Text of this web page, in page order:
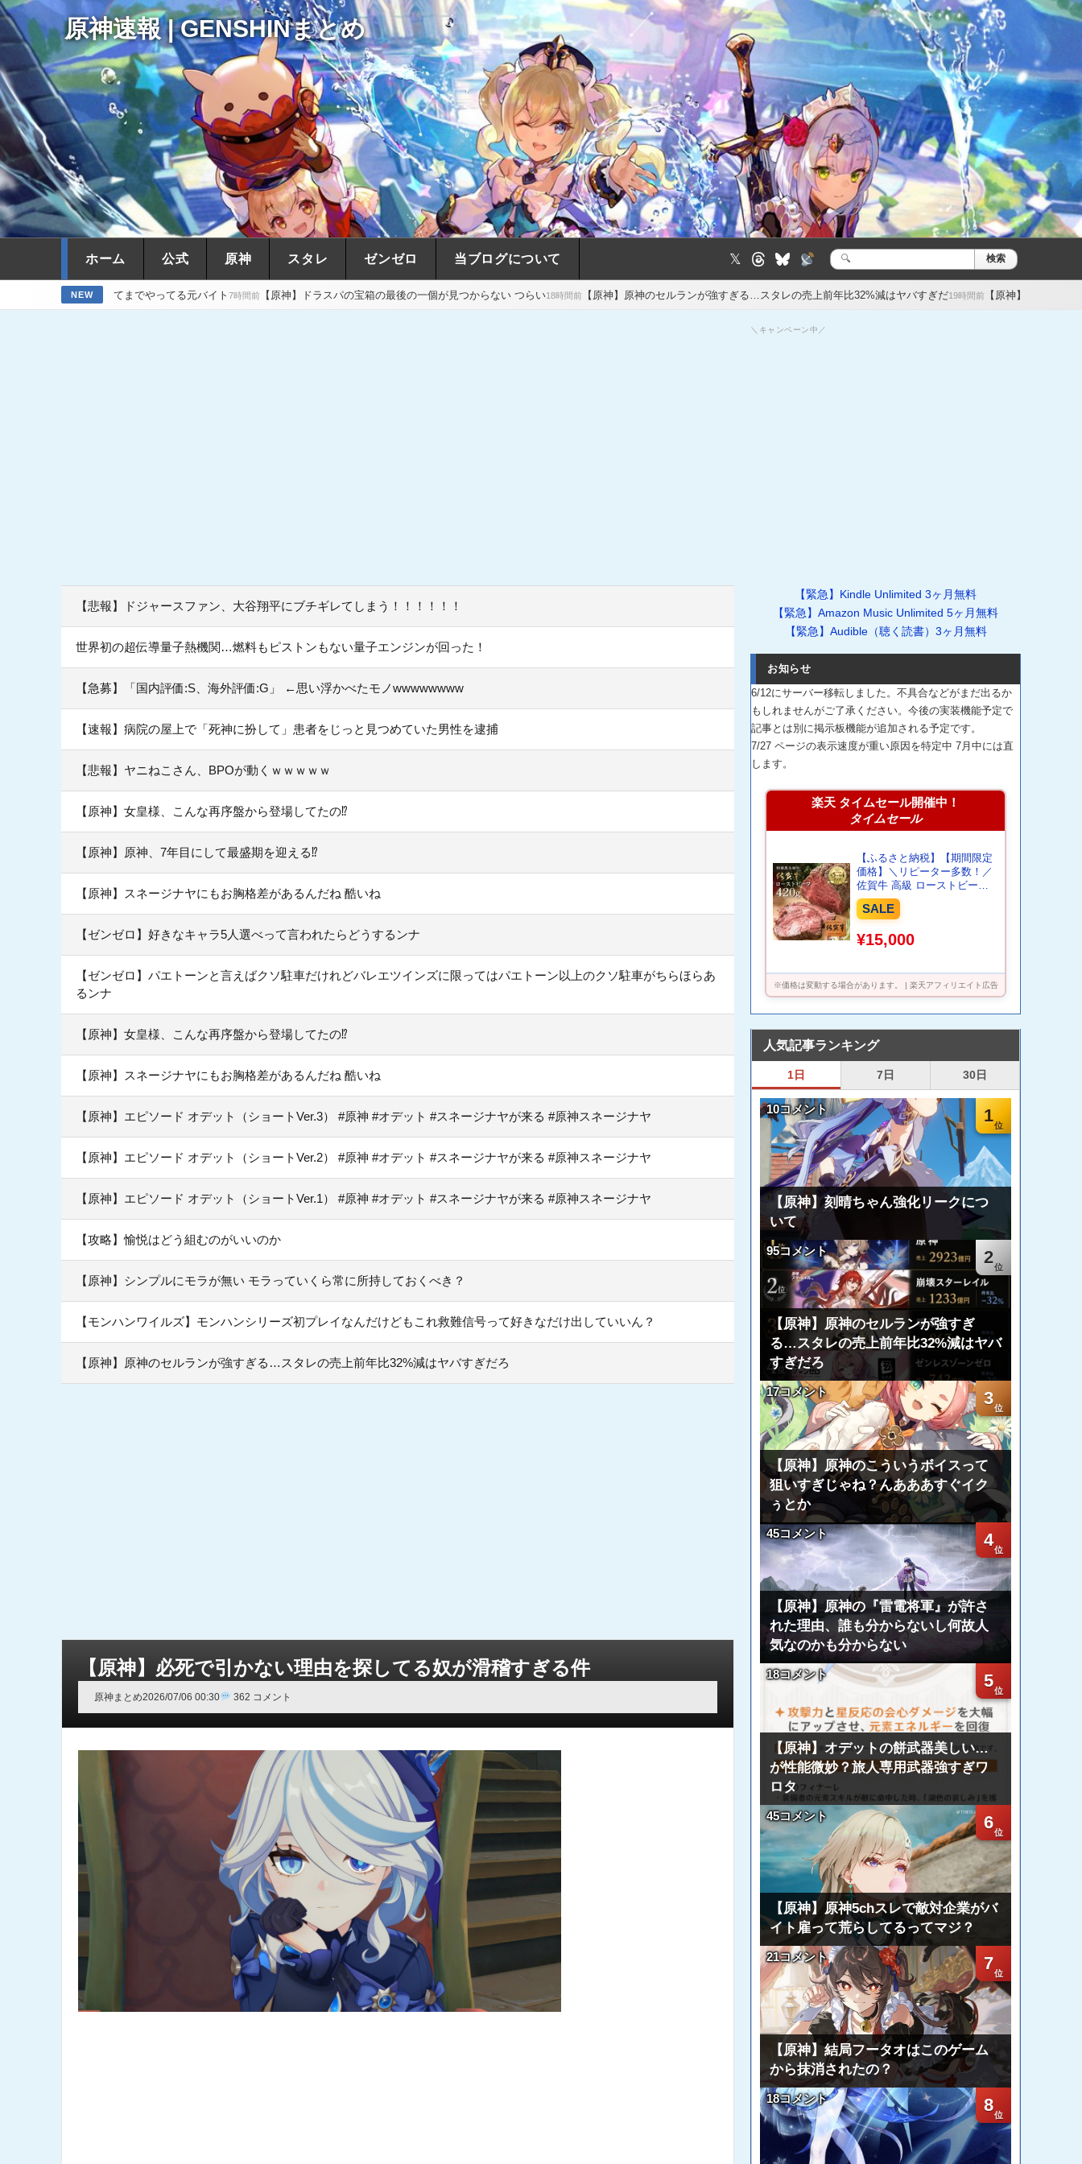
原神速報 | GENSHINまとめ
ホーム 公式 原神 スタレ ゼンゼロ 当ブログについて 𝕏
検
検索
NEW
ってまでやってる元バイト7時間前【原神】ドラスパの宝箱の最後の一個が見つからない つらい18時間前【原神】原神のセルランが強すぎる…スタレの売上前年比32%減はヤバすぎだ19時間前【原神】オデットの餅武器美しい…が
【悲報】ドジャースファン、大谷翔平にブチギレてしまう！！！！！！
世界初の超伝導量子熱機関…燃料もピストンもない量子エンジンが回った！
【急募】「国内評価:S、海外評価:G」 ←思い浮かべたモノwwwwwwww
【速報】病院の屋上で「死神に扮して」患者をじっと見つめていた男性を逮捕
【悲報】ヤニねこさん、BPOが動くｗｗｗｗｗ
【原神】女皇様、こんな再序盤から登場してたの⁉
【原神】原神、7年目にして最盛期を迎える⁉
【原神】スネージナヤにもお胸格差があるんだね 酷いね
【ゼンゼロ】好きなキャラ5人選べって言われたらどうするンナ
【ゼンゼロ】パエトーンと言えばクソ駐車だけれどバレエツインズに限ってはパエトーン以上のクソ駐車がちらほらあ
るンナ
【原神】女皇様、こんな再序盤から登場してたの⁉
【原神】スネージナヤにもお胸格差があるんだね 酷いね
【原神】エピソード オデット（ショートVer.3） #原神 #オデット #スネージナヤが来る #原神スネージナヤ
【原神】エピソード オデット（ショートVer.2） #原神 #オデット #スネージナヤが来る #原神スネージナヤ
【原神】エピソード オデット（ショートVer.1） #原神 #オデット #スネージナヤが来る #原神スネージナヤ
【攻略】愉悦はどう組むのがいいのか
【原神】シンプルにモラが無い モラっていくら常に所持しておくべき？
【モンハンワイルズ】モンハンシリーズ初プレイなんだけどもこれ救難信号って好きなだけ出していいん？
【原神】原神のセルランが強すぎる…スタレの売上前年比32%減はヤバすぎだろ
【原神】必死で引かない理由を探してる奴が滑稽すぎる件
原神まとめ2026/07/06 00:30 362 コメント
＼キャンペーン中／
【緊急】Kindle Unlimited 3ヶ月無料
【緊急】Amazon Music Unlimited 5ヶ月無料
【緊急】Audible（聴く読書）3ヶ月無料
お知らせ
6/12にサーバー移転しました。不具合などがまだ出るか
もしれませんがご了承ください。今後の実装機能予定で
記事とは別に掲示板機能が追加される予定です。
7/27 ページの表示速度が重い原因を特定中 7月中には直
します。
楽天 タイムセール開催中！
タイムセール
【ふるさと納税】【期間限定
価格】＼リピーター多数！／
佐賀牛 高級 ローストビーフ
ブロック 420g 国産 黒毛和牛
しっとり 柔らか お肉 の旨み
がたっぷり！ z-61
SALE
¥15,000
※価格は変動する場合があります。 | 楽天アフィリエイト広告
人気記事ランキング
1日 7日 30日
1
10コメント
【原神】刻晴ちゃん強化リークにつ
いて
2
95コメント
【原神】原神のセルランが強すぎ
る…スタレの売上前年比32%減はヤバ
すぎだろ
3
17コメント
【原神】原神のこういうボイスって
狙いすぎじゃね？んあああすぐイク
ぅとか
4
45コメント
【原神】原神の『雷電将軍』が許さ
れた理由、誰も分からないし何故人
気なのかも分からない
5
18コメント
【原神】オデットの餅武器美しい…
が性能微妙？旅人専用武器強すぎワ
ロタ
6
45コメント
【原神】原神5chスレで敵対企業がバ
イト雇って荒らしてるってマジ？
7
21コメント
【原神】結局フータオはこのゲーム
から抹消されたの？
8
18コメント